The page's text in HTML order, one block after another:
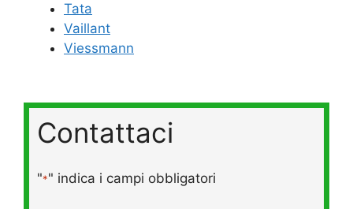
Tata
Vaillant
Viessmann
Contattaci
"*" indica i campi obbligatori